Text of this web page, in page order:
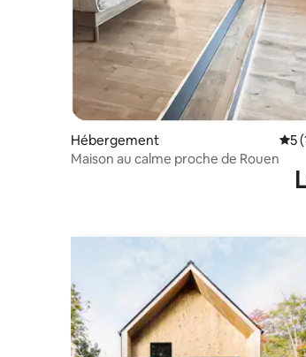
Hébergement
5
Maison au calme proche de Rouen